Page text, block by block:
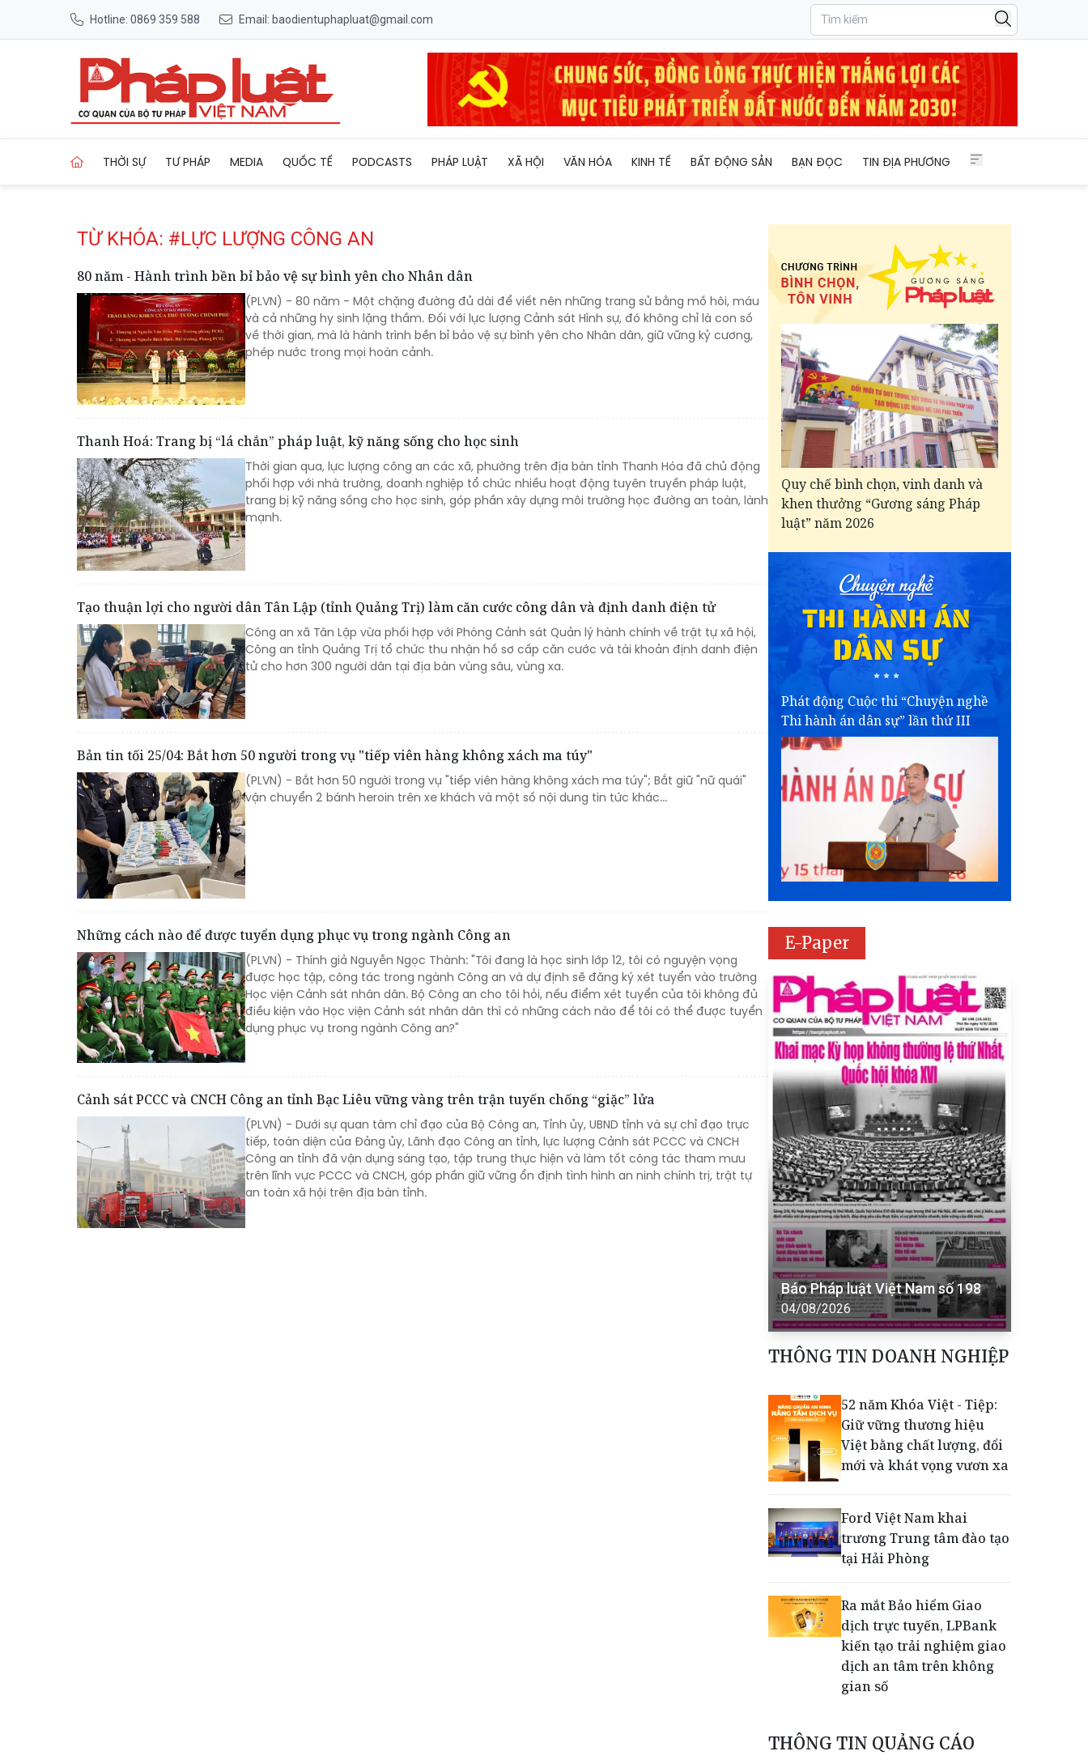
Hotline: 0869 359 588 Email: baodientuphapluat@gmail.com
THỜI SỰ TƯ PHÁP MEDIA QUỐC TẾ PODCASTS PHÁP LUẬT XÃ HỘI VĂN HÓA KINH TẾ BẤT ĐỘNG SẢN BẠN ĐỌC TIN ĐỊA PHƯƠNG
TỪ KHÓA: #LỰC LƯỢNG CÔNG AN
80 năm - Hành trình bền bỉ bảo vệ sự bình yên cho Nhân dân
(PLVN) - 80 năm - Một chặng đường đủ dài để viết nên những trang sử bằng mồ hôi, máu
và cả những hy sinh lặng thầm. Đối với lực lượng Cảnh sát Hình sự, đó không chỉ là con số
về thời gian, mà là hành trình bền bỉ bảo vệ sự bình yên cho Nhân dân, giữ vững kỷ cương,
phép nước trong mọi hoàn cảnh.
Thanh Hoá: Trang bị “lá chắn” pháp luật, kỹ năng sống cho học sinh
Thời gian qua, lực lượng công an các xã, phường trên địa bàn tỉnh Thanh Hóa đã chủ động
phối hợp với nhà trường, doanh nghiệp tổ chức nhiều hoạt động tuyên truyền pháp luật,
trang bị kỹ năng sống cho học sinh, góp phần xây dựng môi trường học đường an toàn, lành
mạnh.
Tạo thuận lợi cho người dân Tân Lập (tỉnh Quảng Trị) làm căn cước công dân và định danh điện tử
Công an xã Tân Lập vừa phối hợp với Phòng Cảnh sát Quản lý hành chính về trật tự xã hội,
Công an tỉnh Quảng Trị tổ chức thu nhận hồ sơ cấp căn cước và tài khoản định danh điện
tử cho hơn 300 người dân tại địa bàn vùng sâu, vùng xa.
Bản tin tối 25/04: Bắt hơn 50 người trong vụ "tiếp viên hàng không xách ma túy"
(PLVN) - Bắt hơn 50 người trong vụ "tiếp viên hàng không xách ma túy"; Bắt giữ "nữ quái"
vận chuyển 2 bánh heroin trên xe khách và một số nội dung tin tức khác...
Những cách nào để được tuyển dụng phục vụ trong ngành Công an
(PLVN) - Thính giả Nguyễn Ngọc Thành: "Tôi đang là học sinh lớp 12, tôi có nguyện vọng
được học tập, công tác trong ngành Công an và dự định sẽ đăng ký xét tuyển vào trường
Học viện Cảnh sát nhân dân. Bộ Công an cho tôi hỏi, nếu điểm xét tuyển của tôi không đủ
điều kiện vào Học viện Cảnh sát nhân dân thì có những cách nào để tôi có thể được tuyển
dụng phục vụ trong ngành Công an?"
Cảnh sát PCCC và CNCH Công an tỉnh Bạc Liêu vững vàng trên trận tuyến chống “giặc” lửa
(PLVN) - Dưới sự quan tâm chỉ đạo của Bộ Công an, Tỉnh ủy, UBND tỉnh và sự chỉ đạo trực
tiếp, toàn diện của Đảng ủy, Lãnh đạo Công an tỉnh, lực lượng Cảnh sát PCCC và CNCH
Công an tỉnh đã vận dụng sáng tạo, tập trung thực hiện và làm tốt công tác tham mưu
trên lĩnh vực PCCC và CNCH, góp phần giữ vững ổn định tình hình an ninh chính trị, trật tự
an toàn xã hội trên địa bàn tỉnh.
Quy chế bình chọn, vinh danh và
khen thưởng “Gương sáng Pháp
luật” năm 2026
Phát động Cuộc thi “Chuyện nghề
Thi hành án dân sự” lần thứ III
E-Paper
Báo Pháp luật Việt Nam số 198
04/08/2026
THÔNG TIN DOANH NGHIỆP
52 năm Khóa Việt - Tiệp:
Giữ vững thương hiệu
Việt bằng chất lượng, đổi
mới và khát vọng vươn xa
Ford Việt Nam khai
trương Trung tâm đào tạo
tại Hải Phòng
Ra mắt Bảo hiểm Giao
dịch trực tuyến, LPBank
kiến tạo trải nghiệm giao
dịch an tâm trên không
gian số
Dấu mốc khẳng định năng
lực vận hành và thích ứng
THÔNG TIN QUẢNG CÁO